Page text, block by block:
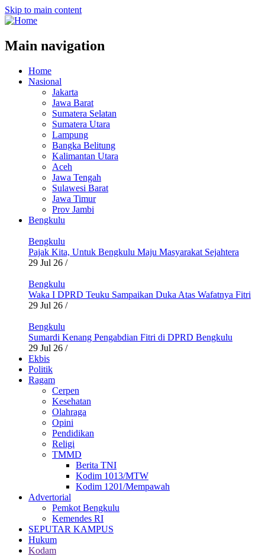
Skip to main content
Main navigation
Home
Nasional
Jakarta
Jawa Barat
Sumatera Selatan
Sumatera Utara
Lampung
Bangka Belitung
Kalimantan Utara
Aceh
Jawa Tengah
Sulawesi Barat
Jawa Timur
Prov Jambi
Bengkulu
Bengkulu
Pajak Kita, Untuk Bengkulu Maju Masyarakat Sejahtera
29 Jul 26 /
Bengkulu
Waka I DPRD Teuku Sampaikan Duka Atas Wafatnya Fitri
29 Jul 26 /
Bengkulu
Sumardi Kenang Pengabdian Fitri di DPRD Bengkulu
29 Jul 26 /
Ekbis
Politik
Ragam
Cerpen
Kesehatan
Olahraga
Opini
Pendidikan
Religi
TMMD
Berita TNI
Kodim 1013/MTW
Kodim 1201/Mempawah
Advertorial
Pemkot Bengkulu
Kemendes RI
SEPUTAR KAMPUS
Hukum
Kodam